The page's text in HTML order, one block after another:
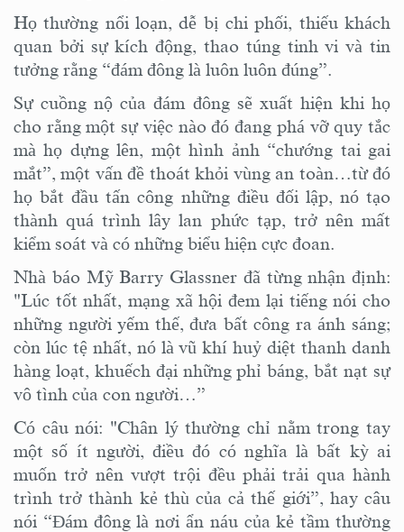
Họ thường nổi loạn, dễ bị chi phối, thiếu khách
quan bởi sự kích động, thao túng tinh vi và tin
tưởng rằng “đám đông là luôn luôn đúng”.
Sự cuồng nộ của đám đông sẽ xuất hiện khi họ
cho rằng một sự việc nào đó đang phá vỡ quy tắc
mà họ dựng lên, một hình ảnh “chướng tai gai
mắt”, một vấn đề thoát khỏi vùng an toàn…từ đó
họ bắt đầu tấn công những điều đối lập, nó tạo
thành quá trình lây lan phức tạp, trở nên mất
kiểm soát và có những biểu hiện cực đoan.
Nhà báo Mỹ Barry Glassner đã từng nhận định:
"Lúc tốt nhất, mạng xã hội đem lại tiếng nói cho
những người yếm thế, đưa bất công ra ánh sáng;
còn lúc tệ nhất, nó là vũ khí huỷ diệt thanh danh
hàng loạt, khuếch đại những phỉ báng, bắt nạt sự
vô tình của con người…”
Có câu nói: "Chân lý thường chỉ nằm trong tay
một số ít người, điều đó có nghĩa là bất kỳ ai
muốn trở nên vượt trội đều phải trải qua hành
trình trở thành kẻ thù của cả thế giới”, hay câu
nói “Đám đông là nơi ẩn náu của kẻ tầm thường